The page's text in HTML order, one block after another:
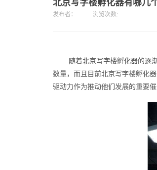
北京写字楼孵化器有哪几
发布者： 浏览次数:
随着北京写字楼孵化器的逐
数量，而且目前北京写字楼孵化
驱动力作为推动他们发展的重要